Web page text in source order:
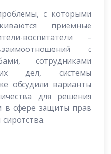
с которыми
приемные
воспитатели –
с
сотрудниками
дел, системы
обсудили варианты
для решения
в сфере защиты прав